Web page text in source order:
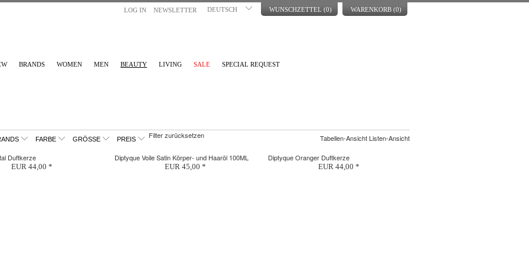
LOG IN NEWSLETTER DEUTSCH WUNSCHZETTEL (0) WARENKORB (0)
BRANDS WOMEN MEN BEAUTY LIVING SALE SPECIAL REQUEST
FARBE GRÖSSE PREIS Filter zurücksetzen Tabellen-Ansicht Listen-Ansicht
Duftkerze
EUR 44,00 *
Diptyque Voile Satin Körper- und Haaröl 100ML
EUR 45,00 *
Diptyque Oranger Duftkerze
EUR 44,00 *